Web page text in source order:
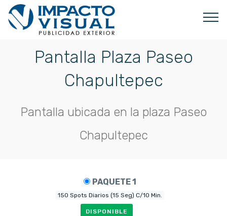
Pantalla Plaza Paseo
Chapultepec
Pantalla ubicada en la plaza Paseo
Chapultepec
PAQUETE 1
150 Spots Diarios (15 Seg) C/10 Min.
DISPONIBLE